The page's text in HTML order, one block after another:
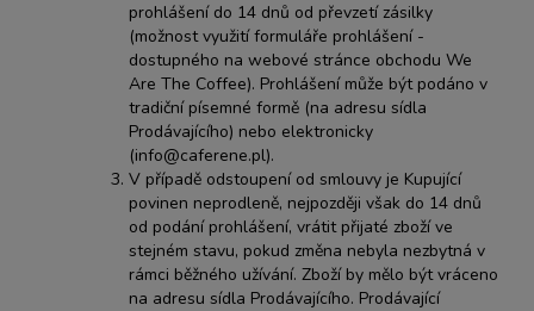
prohlášení do 14 dnů od převzetí zásilky
(možnost využití formuláře prohlášení -
dostupného na webové stránce obchodu We
Are The Coffee). Prohlášení může být podáno v
tradiční písemné formě (na adresu sídla
Prodávajícího) nebo elektronicky
(info@caferene.pl).
V případě odstoupení od smlouvy je Kupující
povinen neprodleně, nejpozději však do 14 dnů
od podání prohlášení, vrátit přijaté zboží ve
stejném stavu, pokud změna nebyla nezbytná v
rámci běžného užívání. Zboží by mělo být vráceno
na adresu sídla Prodávajícího. Prodávající